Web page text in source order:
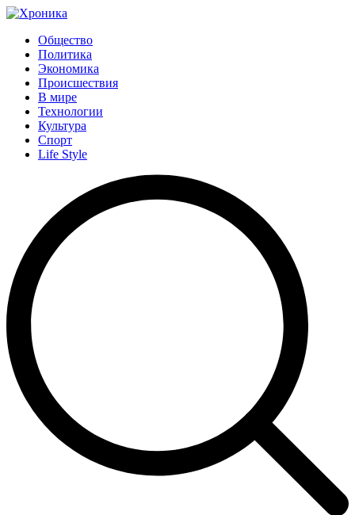
Общество
Политика
Экономика
Происшествия
В мире
Технологии
Культура
Спорт
Life Style